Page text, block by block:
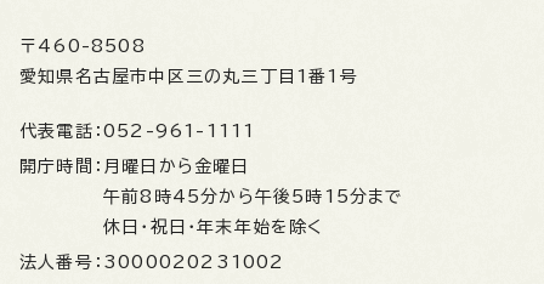
〒460-8508
愛知県名古屋市中区三の丸三丁目1番1号
代表電話： 052-961-1111
開庁時間： 月曜日から金曜日
午前8時45分から午後5時15分まで
休日・祝日・年末年始を除く
法人番号： 3000020231002